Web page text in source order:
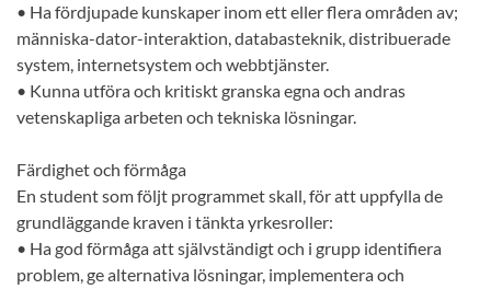
• Ha fördjupade kunskaper inom ett eller flera områden av;
människa-dator-interaktion, databasteknik, distribuerade
system, internetsystem och webbtjänster.
• Kunna utföra och kritiskt granska egna och andras
vetenskapliga arbeten och tekniska lösningar.
Färdighet och förmåga
En student som följt programmet skall, för att uppfylla de
grundläggande kraven i tänkta yrkesroller:
• Ha god förmåga att självständigt och i grupp identifiera
problem, ge alternativa lösningar, implementera och